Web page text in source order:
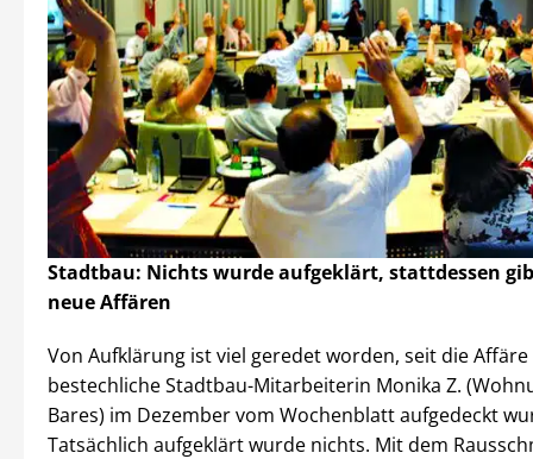
Stadtbau: Nichts wurde aufgeklärt, stattdessen
neue Affären
Von Aufklärung ist viel geredet worden, seit die
bestechliche Stadtbau-Mitarbeiterin Monika Z.
Bares) im Dezember vom Wochenblatt aufgedeckt
Tatsächlich aufgeklärt wurde nichts. Mit dem